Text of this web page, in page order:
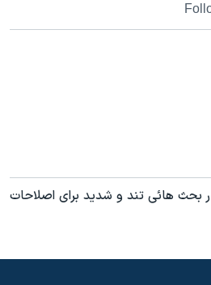
بحث هائی تند و شديد برای اصلاحات